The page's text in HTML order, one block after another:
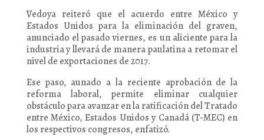
Vedoya reiteró que el acuerdo entre México y
Estados Unidos para la eliminación del graven,
anunciado el pasado viernes, es un aliciente para la
industria y llevará de manera paulatina a retomar el
nivel de exportaciones de 2017.
Ese paso, aunado a la reciente aprobación de la
reforma laboral, permite eliminar cualquier
obstáculo para avanzar en la ratificación del Tratado
entre México, Estados Unidos y Canadá (T-MEC) en
los respectivos congresos, enfatizó.